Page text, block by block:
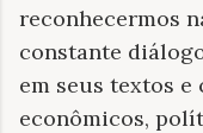
reconhecermos
constante
em seus textos
econômicos,